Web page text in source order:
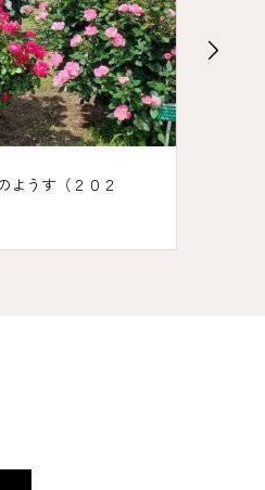
花久の里バラ園のようす